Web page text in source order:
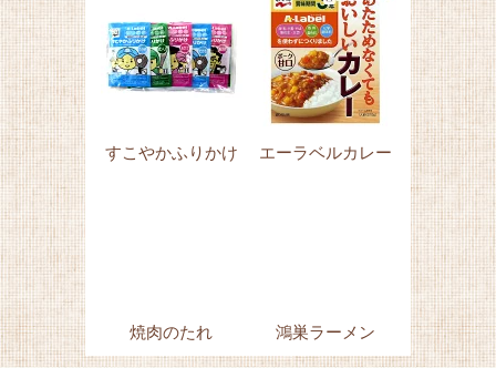
すこやかふりかけ エーラベルカレー
焼肉のたれ 鴻巣ラーメン